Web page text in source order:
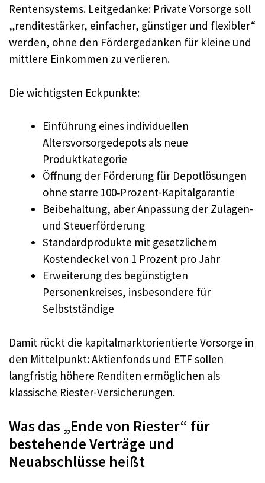
Rentensystems. Leitgedanke: Private Vorsorge soll
„renditestärker, einfacher, günstiger und flexibler“
werden, ohne den Fördergedanken für kleine und
mittlere Einkommen zu verlieren.
Die wichtigsten Eckpunkte:
Einführung eines individuellen
Altersvorsorgedepots als neue
Produktkategorie
Öffnung der Förderung für Depotlösungen
ohne starre 100‑Prozent-Kapitalgarantie
Beibehaltung, aber Anpassung der Zulagen-
und Steuerförderung
Standardprodukte mit gesetzlichem
Kostendeckel von 1 Prozent pro Jahr
Erweiterung des begünstigten
Personenkreises, insbesondere für
Selbstständige
Damit rückt die kapitalmarktorientierte Vorsorge in
den Mittelpunkt: Aktienfonds und ETF sollen
langfristig höhere Renditen ermöglichen als
klassische Riester-Versicherungen.
Was das „Ende von Riester“ für
bestehende Verträge und
Neuabschlüsse heißt